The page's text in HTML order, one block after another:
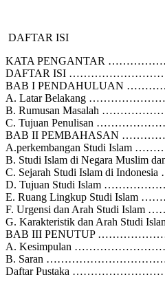
DAFTAR ISI
KATA
DAFTAR ISI
BAB I
A. Latar Belakang
B. Rumusan
C. Tujuan Penulisan
BAB II
A.perkembangan
B. Studi Islam di Negara
C. Sejarah Studi Islam
D. Tujuan Studi
E. Ruang Lingkup
F. Urgensi dan Arah
G. Karakteristik dan
BAB III PENUTUP
A. Kesimpulan
B. Saran
Daftar Pustaka